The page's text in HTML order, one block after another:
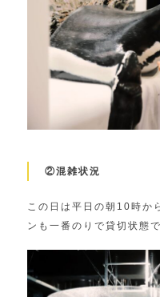
②混雑状況
この日は平日の朝10時か
ンも一番のりで貸切状態で